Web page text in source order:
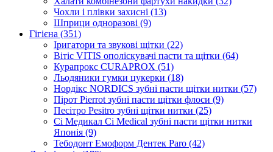
Чохли і плівки захисні (13)
Шприци одноразові (9)
Гігієна (351)
Іригатори та звукові щітки (22)
Вітіс VITIS ополіскувачі пасти та щітки (64)
Курапрокс CURAPROX (51)
Льодяники гумки цукерки (18)
Нордікс NORDICS зубні пасти щітки нитки (57)
Пірот Pierrot зубні пасти щітки флоси (9)
Песітро Pesitro зубні щітки нитки (25)
Сі Медикал Ci Medical зубні пасти щітки нитки
Японія (9)
Тебодонт Емоформ Дентек Paro (42)